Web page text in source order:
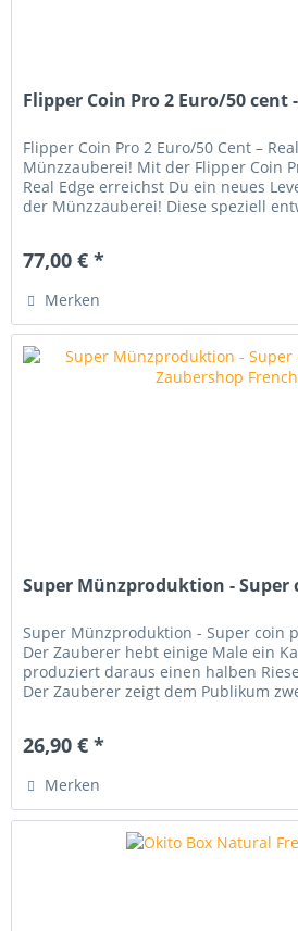
Flipper Coin Pro 2 Euro/50 cent
Flipper Coin Pro 2 Euro/50 Cent –
Münzzauberei! Mit der Flipper Coin
Real Edge erreichst Du ein neues
der Münzzauberei! Diese speziell
77,00 € *
Merken
Super Münzproduktion -
Super Münzproduktion - Super coin
Der Zauberer hebt einige Male ein
produziert daraus einen halben
Der Zauberer zeigt dem Publikum
26,90 € *
Merken